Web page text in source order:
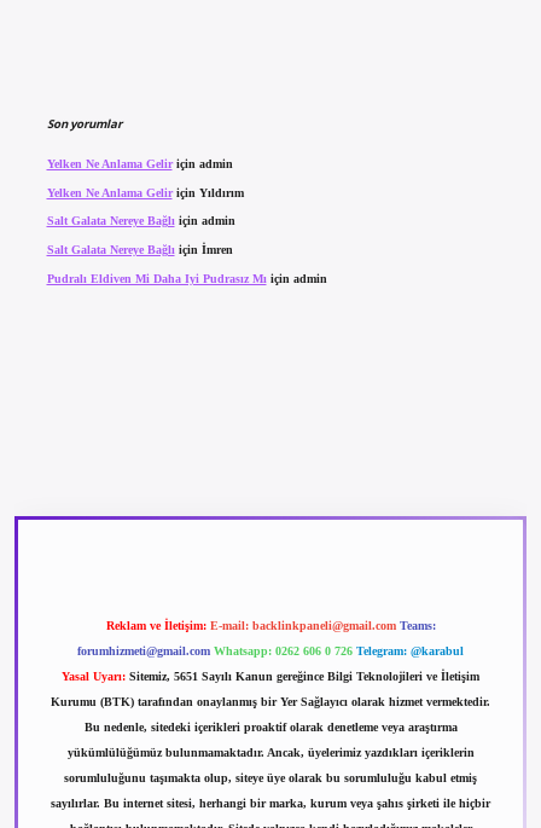
Son yorumlar
Yelken Ne Anlama Geliriçin admin
Yelken Ne Anlama Geliriçin Yıldırım
Salt Galata Nereye Bağlıiçin admin
Salt Galata Nereye Bağlı için İmren
Pudralı Eldiven Mi Daha Iyi Pudrasız Mı için admin
Reklam ve İletişim: E-mail: backlinkpaneli@gmail.com Teams:
forumhizmeti@gmail.com Whatsapp: 0262 606 0 726 Telegram: @karabul
Yasal Uyarı: Sitemiz, 5651 Sayılı Kanun gereğince Bilgi Teknolojileri ve İletişim
Kurumu (BTK) tarafından onaylanmış bir Yer Sağlayıcı olarak hizmet vermektedir.
Bu nedenle, sitedeki içerikleri proaktif olarak denetleme veya araştırma
yükümlülüğümüz bulunmamaktadır. Ancak, üyelerimiz yazdıkları içeriklerin
sorumluluğunu taşımakta olup, siteye üye olarak bu sorumluluğu kabul etmiş
sayılırlar. Bu internet sitesi, herhangi bir marka, kurum veya şahıs şirketi ile hiçbir